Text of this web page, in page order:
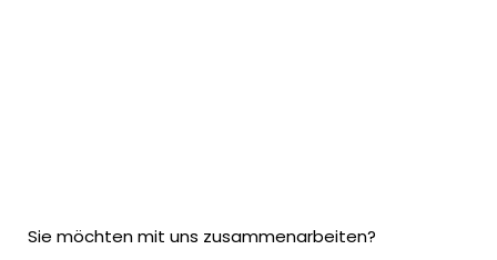
Sie möchten mit uns zusammenarbeiten?